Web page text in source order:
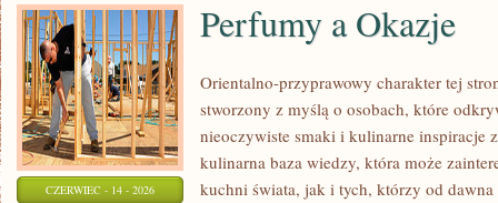
CZERWIEC - 14 - 2026
Perfumy a Okazje
Orientalno-przyprawowy charakter tej
stworzony z myślą o osobach, które
nieoczywiste smaki i kulinarne inspiracje
kulinarna baza wiedzy, która może
kuchni świata, jak i tych, którzy od